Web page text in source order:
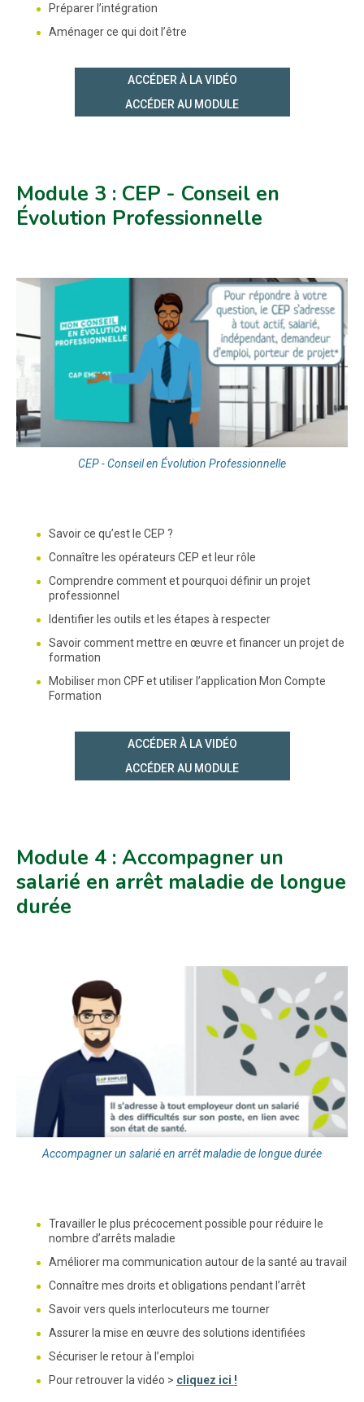
Préparer l’intégration
Aménager ce qui doit l’être
ACCÉDER À LA VIDÉO
ACCÉDER AU MODULE
Module 3 : CEP - Conseil en
Évolution Professionnelle
CEP - Conseil en Évolution Professionnelle
Savoir ce qu’est le CEP ?
Connaître les opérateurs CEP et leur rôle
Comprendre comment et pourquoi définir un projet
professionnel
Identifier les outils et les étapes à respecter
Savoir comment mettre en œuvre et financer un projet de
formation
Mobiliser mon CPF et utiliser l’application Mon Compte
Formation
ACCÉDER À LA VIDÉO
ACCÉDER AU MODULE
Module 4 : Accompagner un
salarié en arrêt maladie de longue
durée
Accompagner un salarié en arrêt maladie de longue durée
Travailler le plus précocement possible pour réduire le
nombre d’arrêts maladie
Améliorer ma communication autour de la santé au travail
Connaître mes droits et obligations pendant l’arrêt
Savoir vers quels interlocuteurs me tourner
Assurer la mise en œuvre des solutions identifiées
Sécuriser le retour à l’emploi
Pour retrouver la vidéo > cliquez ici !